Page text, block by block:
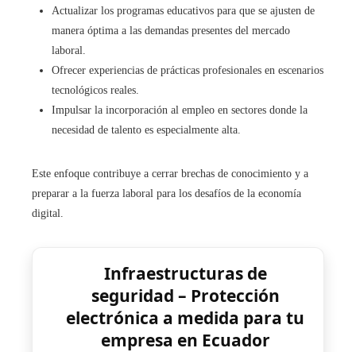
Actualizar los programas educativos para que se ajusten de
manera óptima a las demandas presentes del mercado
laboral.
Ofrecer experiencias de prácticas profesionales en escenarios
tecnológicos reales.
Impulsar la incorporación al empleo en sectores donde la
necesidad de talento es especialmente alta.
Este enfoque contribuye a cerrar brechas de conocimiento y a
preparar a la fuerza laboral para los desafíos de la economía
digital.
Infraestructuras de
seguridad – Protección
electrónica a medida para tu
empresa en Ecuador